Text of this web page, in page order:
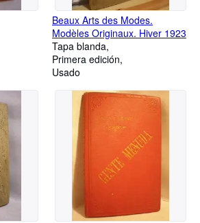
Beaux Arts des Modes.
Modèles Originaux. Hiver 1923
Tapa blanda
Primera edición
Usado